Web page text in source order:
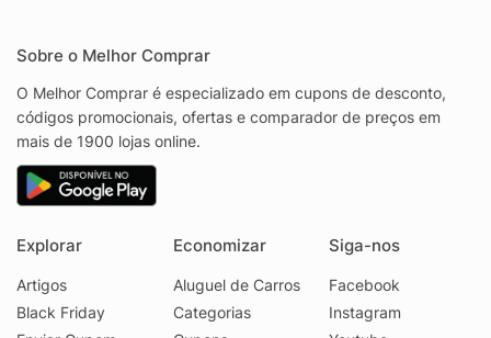
Sobre o Melhor Comprar
O Melhor Comprar é especializado em cupons de desconto,
códigos promocionais, ofertas e comparador de preços em
mais de 1900 lojas online.
Explorar
Artigos
Black Friday
Economizar
Aluguel de Carros
Categorias
Siga-nos
Facebook
Instagram